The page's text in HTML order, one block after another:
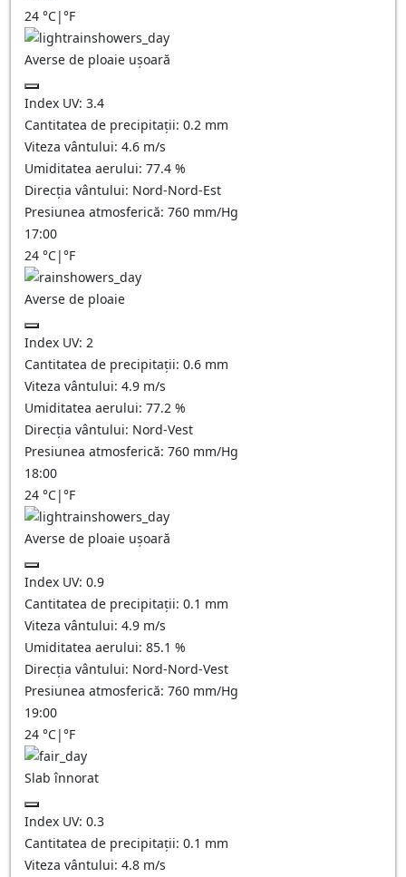
24 °C|°F
Averse de ploaie ușoară
Index UV: 3.4
Cantitatea de precipitații: 0.2 mm
Viteza vântului: 4.6 m/s
Umiditatea aerului: 77.4 %
Direcția vântului: Nord-Nord-Est
Presiunea atmosferică: 760 mm/Hg
17:00
24 °C|°F
Averse de ploaie
Index UV: 2
Cantitatea de precipitații: 0.6 mm
Viteza vântului: 4.9 m/s
Umiditatea aerului: 77.2 %
Direcția vântului: Nord-Vest
Presiunea atmosferică: 760 mm/Hg
18:00
24 °C|°F
Averse de ploaie ușoară
Index UV: 0.9
Cantitatea de precipitații: 0.1 mm
Viteza vântului: 4.9 m/s
Umiditatea aerului: 85.1 %
Direcția vântului: Nord-Nord-Vest
Presiunea atmosferică: 760 mm/Hg
19:00
24 °C|°F
Slab înnorat
Index UV: 0.3
Cantitatea de precipitații: 0.1 mm
Viteza vântului: 4.8 m/s